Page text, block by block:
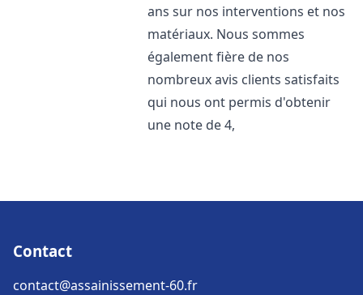
ans sur nos interventions et nos
matériaux. Nous sommes
également fière de nos
nombreux avis clients satisfaits
qui nous ont permis d'obtenir
une note de 4,
Contact
contact@assainissement-60.fr